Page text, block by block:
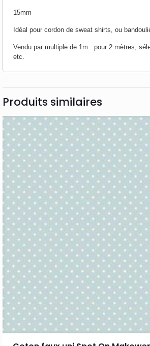
15mm
Idéal pour cordon de sweat shirts, ou
Vendu par multiple de 1m : pour 2 mètres,
etc.
Produits similaires